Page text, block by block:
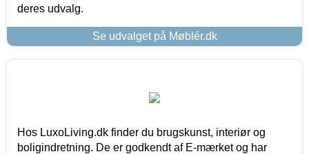
deres udvalg.
Se udvalget på Møblér.dk
Hos LuxoLiving.dk finder du brugskunst, interiør og
boligindretning. De er godkendt af E-mærket og har